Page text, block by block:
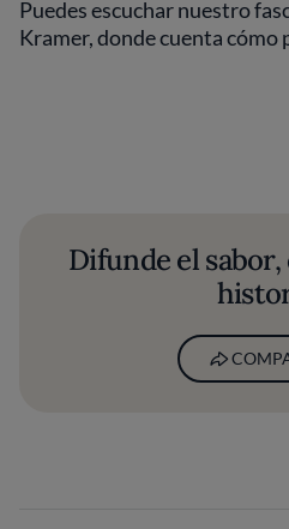
Puedes escuchar nuestro
Kramer, donde cuenta cómo
Difunde el